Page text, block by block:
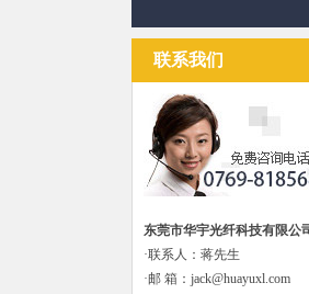
联系我们
东莞市华宇光纤科技有限公
·联系人：蒋先生
·邮 箱：jack@huayuxl.com